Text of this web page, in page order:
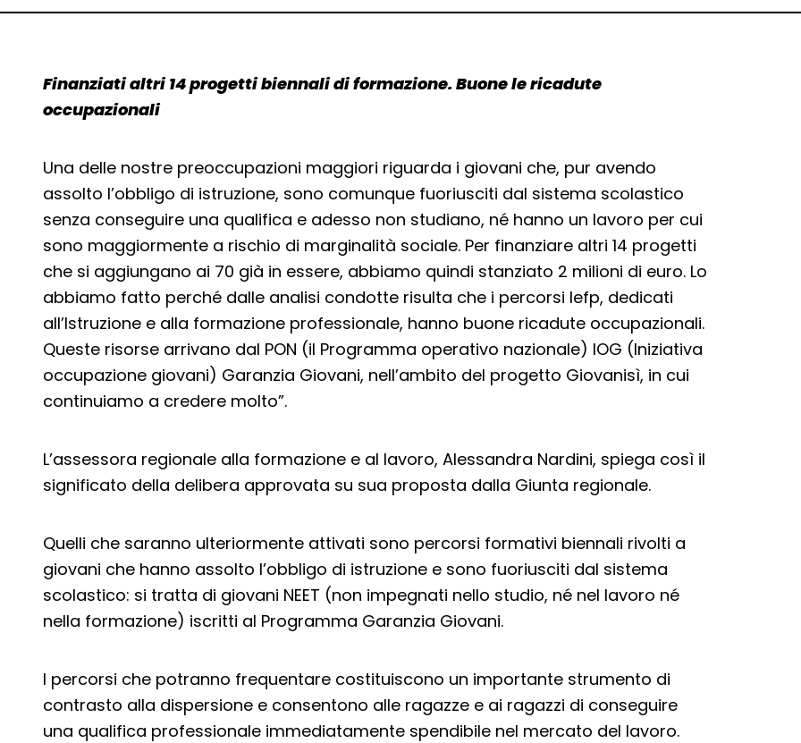
Dettagli articolo
Finanziati altri 14 progetti biennali di formazione. Buone le ricadute
occupazionali
Una delle nostre preoccupazioni maggiori riguarda i giovani che, pur avendo
assolto l’obbligo di istruzione, sono comunque fuoriusciti dal sistema scolastico
senza conseguire una qualifica e adesso non studiano, né hanno un lavoro per cui
sono maggiormente a rischio di marginalità sociale. Per finanziare altri 14 progetti
che si aggiungano ai 70 già in essere, abbiamo quindi stanziato 2 milioni di euro. Lo
abbiamo fatto perché dalle analisi condotte risulta che i percorsi Iefp, dedicati
all’Istruzione e alla formazione professionale, hanno buone ricadute occupazionali.
Queste risorse arrivano dal PON (il Programma operativo nazionale) IOG (Iniziativa
occupazione giovani) Garanzia Giovani, nell’ambito del progetto Giovanisì, in cui
continuiamo a credere molto”.
L’assessora regionale alla formazione e al lavoro, Alessandra Nardini, spiega così il
significato della delibera approvata su sua proposta dalla Giunta regionale.
Quelli che saranno ulteriormente attivati sono percorsi formativi biennali rivolti a
giovani che hanno assolto l’obbligo di istruzione e sono fuoriusciti dal sistema
scolastico: si tratta di giovani NEET (non impegnati nello studio, né nel lavoro né
nella formazione) iscritti al Programma Garanzia Giovani.
I percorsi che potranno frequentare costituiscono un importante strumento di
contrasto alla dispersione e consentono alle ragazze e ai ragazzi di conseguire
una qualifica professionale immediatamente spendibile nel mercato del lavoro.